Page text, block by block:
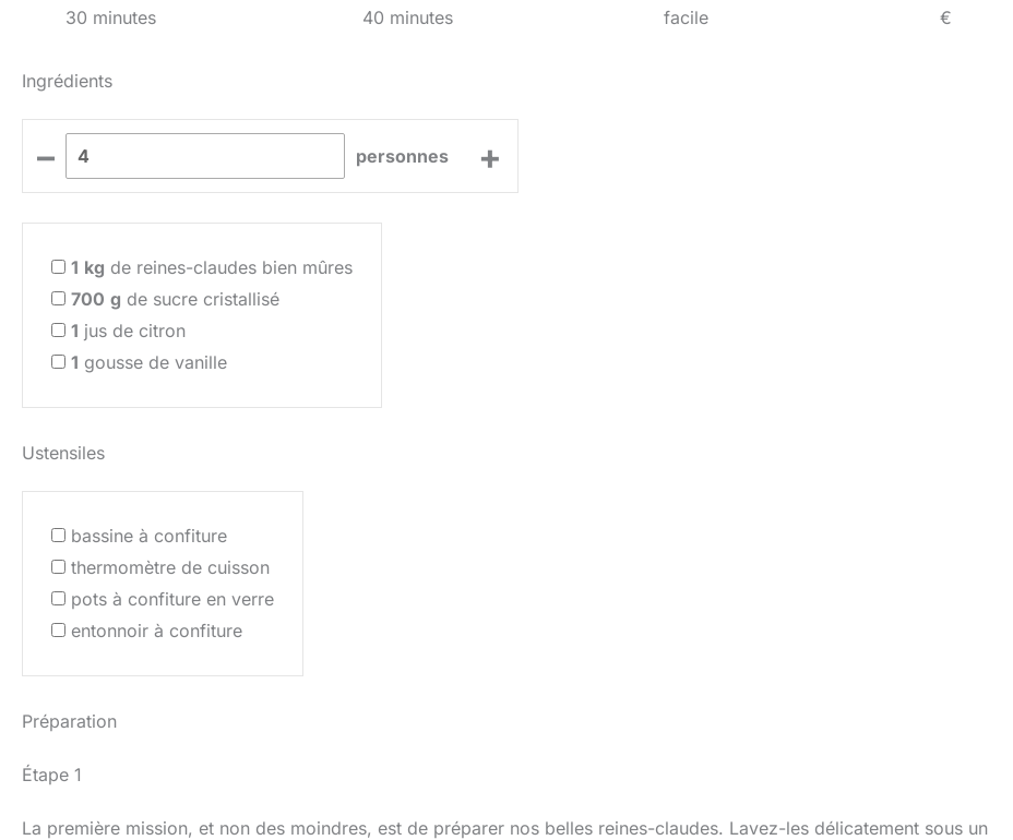
30 minutes 40 minutes facile €
Ingrédients
– personnes +
1 kg de reines-claudes bien mûres
700 g de sucre cristallisé
1 jus de citron
1 gousse de vanille
Ustensiles
bassine à confiture
thermomètre de cuisson
pots à confiture en verre
entonnoir à confiture
Préparation
Étape 1
La première mission, et non des moindres, est de préparer nos belles reines-claudes. Lavez-les délicatement sous un